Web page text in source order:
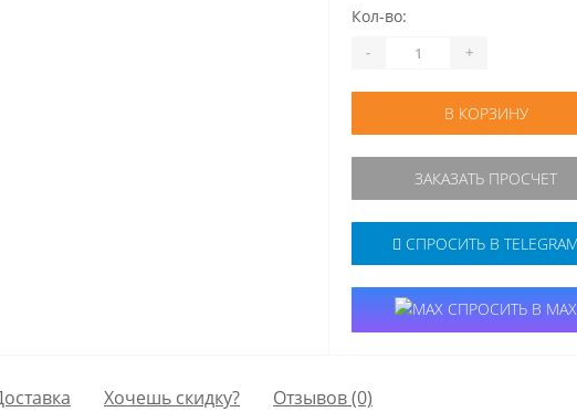
Кол-во:
- +
В КОРЗИНУ
ЗАКАЗАТЬ ПРОСЧЕТ
СПРОСИТЬ В TELEGRAM
СПРОСИТЬ В MAX
Хочешь скидку? Отзывов (0)